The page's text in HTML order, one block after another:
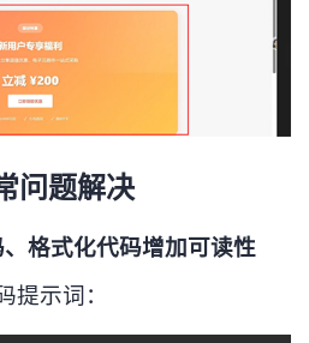
问题解决
格式化代码增加可读性
提示词：